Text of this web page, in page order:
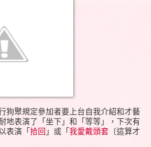
狗聚規定參加者要上台自我介紹和才藝
地表演了「坐下」和「等等」，下次有
表演「拾回 」或「我愛戴頭套 〔這算才